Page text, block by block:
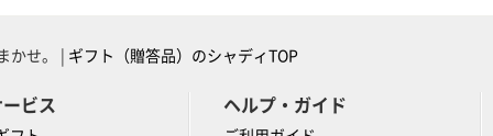
かせ。 | ギフト（贈答品）のシャディTOP
ビス ヘルプ・ガイド